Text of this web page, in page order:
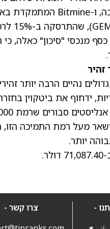
,
מנכסי "סיכון" כאלה,
זהיר
נהיים הרבה יותר
ידחוף את ביטקוין
יותר.
-
צרו קשר -